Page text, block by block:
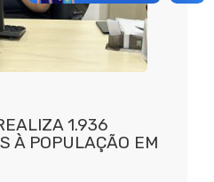
1.936
À POPULAÇÃO EM